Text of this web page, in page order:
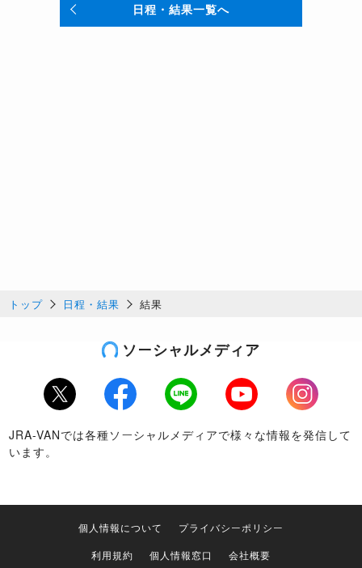
日程・結果一覧へ
トップ 日程・結果 結果
ソーシャルメディア
Twitter Facebook LINE Youtube
Instagram
JRA-VANでは各種ソーシャルメディアで様々な情報を発信して
います。
個人情報について
プライバシーポリシー
利用規約
個人情報窓口 会社概要